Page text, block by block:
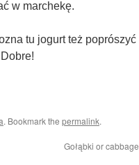
w marchekę.
tu jogurt też
. Bookmark the permalink.
Gołąbki or